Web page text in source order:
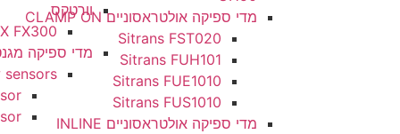
מדי ספיקה אולטראסוניים CLAMP ON
Sitrans FST020
Sitrans FUH101
Sitrans FUE1010
Sitrans FUS1010
מדי ספיקה אולטראסוניים INLINE
וורטקס
VORTEX FX300
מדי ספיקה מגנטיים
Magnetic Flow sensors
Flow sensor
3100 Sensor